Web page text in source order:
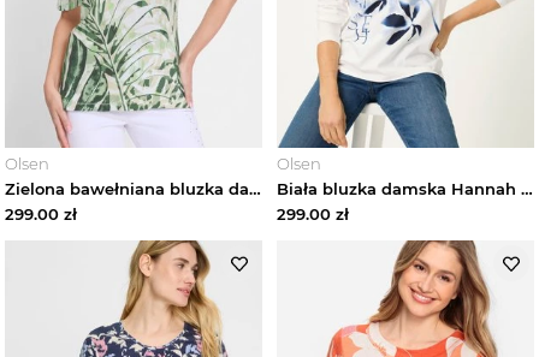
Olsen
Zielona bawełniana bluzka damska Hannah z roślinnym wzorem – Voyage Tropical Olsen
299.00 zł
Olsen
Biała bluzka damska Hannah z roślinnym wzorem – Refresh Olsen
299.00 zł